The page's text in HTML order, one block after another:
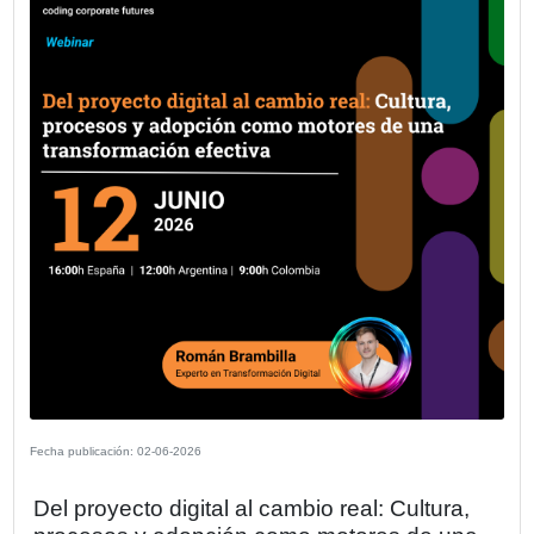
Fecha publicación: 11-06-2026
Concluye con éxito la 1ª Ronda de